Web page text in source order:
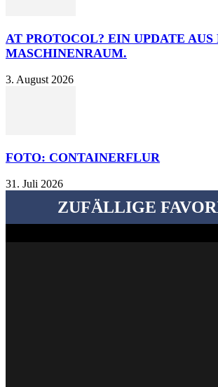
AT PROTOCOL? EIN UPDATE AUS
MASCHINENRAUM.
3. August 2026
FOTO: CONTAINERFLUR
31. Juli 2026
ZUFÄLLIGE